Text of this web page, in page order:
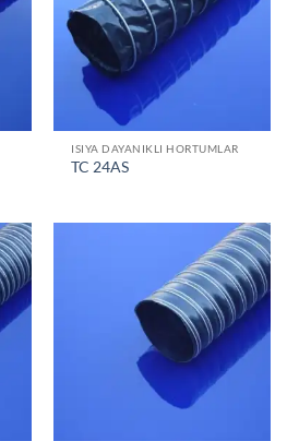
ISIYA DAYANIKLI HORTUMLAR
TC 24AS